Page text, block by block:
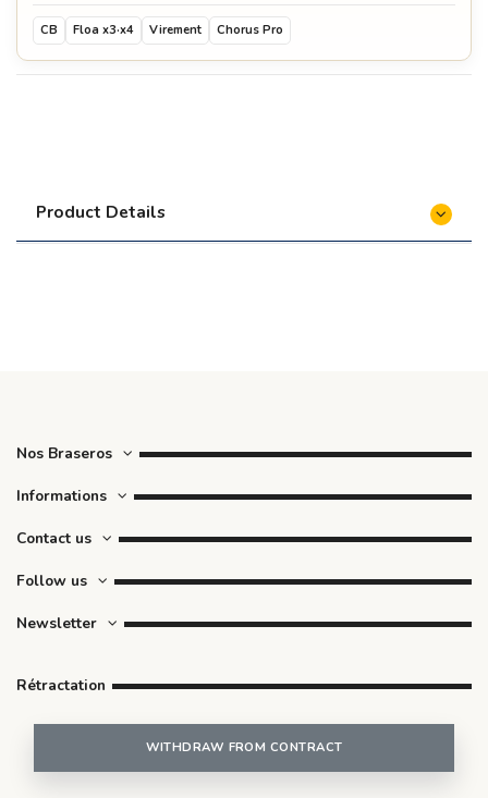
CB Floa x3·x4 Virement Chorus Pro
Product Details
Nos Braseros
Informations
Contact us
Follow us
Newsletter
Rétractation
WITHDRAW FROM CONTRACT